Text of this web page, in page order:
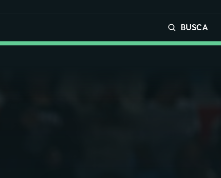
BUSCA